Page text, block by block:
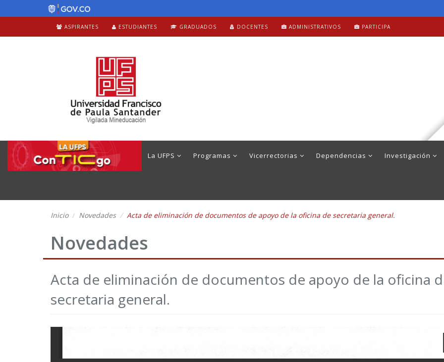
ASPIRANTES ESTUDIANTES GRADUADOS DOCENTES ADMINISTRATIVOS PARTICIPA
La UFPS Programas Vicerrectorias Dependencias Investigación
Inicio Novedades Acta de eliminación de documentos de apoyo de la oficina de secretaria general.
Novedades
Acta de eliminación de documentos de apoyo de la oficina
secretaria general.